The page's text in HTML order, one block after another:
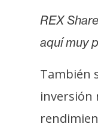
e
n
a
T
REX
aquí muy
También
inversión